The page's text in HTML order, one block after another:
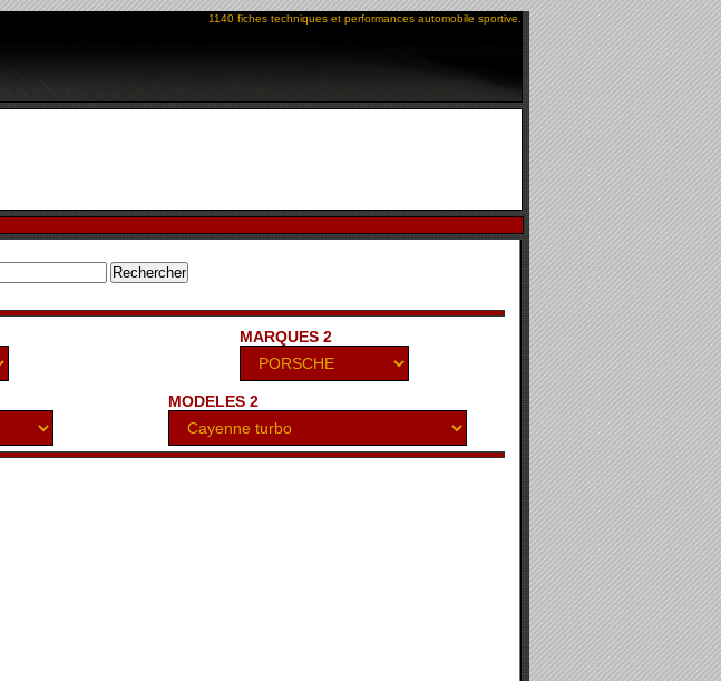
1140 fiches techniques et performances automobile sportive.
MARQUES 2
MODELES 2